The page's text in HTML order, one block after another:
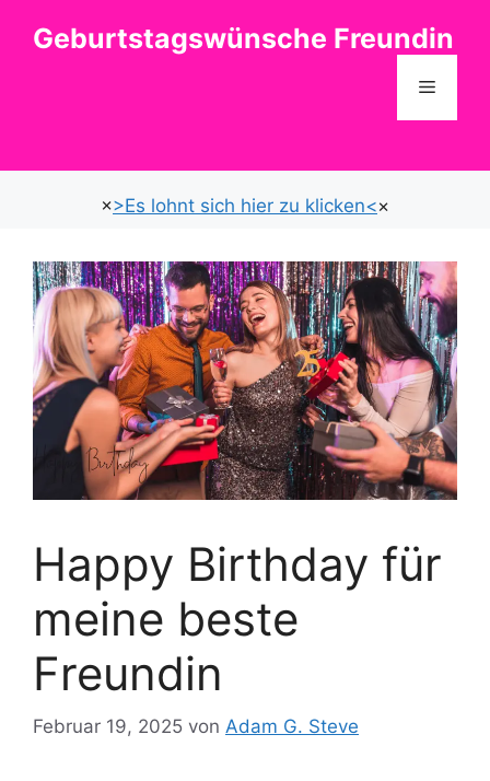
InhaltGeburtstagswünsche Freundin
Menü
×>Es lohnt sich hier zu klicken<×
Happy Birthday für
meine beste
Freundin
Februar 19, 2025 von Adam G. Steve